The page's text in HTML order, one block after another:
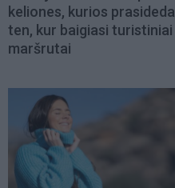
keliones, kurios prasideda
ten, kur baigiasi turistiniai
maršrutai